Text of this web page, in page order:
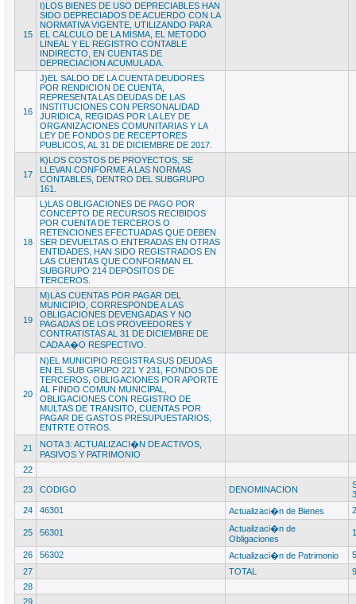
15
I)LOS BIENES DE USO DEPRECIABLES HAN
SIDO DEPRECIADOS DE ACUERDO CON LA
NORMATIVA VIGENTE, UTILIZANDO PARA
EL CALCULO DE LA MISMA, EL METODO
LINEAL Y EL REGISTRO CONTABLE
INDIRECTO, EN CUENTAS DE
DEPRECIACION ACUMULADA.
16
J)EL SALDO DE LA CUENTA DEUDORES
POR RENDICION DE CUENTA,
REPRESENTA LAS DEUDAS DE LAS
INSTITUCIONES CON PERSONALIDAD
JURIDICA, REGIDAS POR LA LEY DE
ORGANIZACIONES COMUNITARIAS Y LA
LEY DE FONDOS DE RECEPTORES
PUBLICOS, AL 31 DE DICIEMBRE DE 2017.
17
K)LOS COSTOS DE PROYECTOS, SE
LLEVAN CONFORME A LAS NORMAS
CONTABLES, DENTRO DEL SUBGRUPO
161.
18
L)LAS OBLIGACIONES DE PAGO POR
CONCEPTO DE RECURSOS RECIBIDOS
POR CUENTA DE TERCEROS O
RETENCIONES EFECTUADAS QUE DEBEN
SER DEVUELTAS O ENTERADAS EN OTRAS
ENTIDADES, HAN SIDO REGISTRADOS EN
LAS CUENTAS QUE CONFORMAN EL
SUBGRUPO 214 DEPOSITOS DE
TERCEROS.
19
M)LAS CUENTAS POR PAGAR DEL
MUNICIPIO, CORRESPONDE A LAS
OBLIGACIONES DEVENGADAS Y NO
PAGADAS DE LOS PROVEEDORES Y
CONTRATISTAS AL 31 DE DICIEMBRE DE
CADA A�O RESPECTIVO.
20
N)EL MUNICIPIO REGISTRA SUS DEUDAS
EN EL SUB GRUPO 221 Y 231, FONDOS DE
TERCEROS, OBLIGACIONES POR APORTE
AL FINDO COMUN MUNICIPAL,
OBLIGACIONES CON REGISTRO DE
MULTAS DE TRANSITO, CUENTAS POR
PAGAR DE GASTOS PRESUPUESTARIOS,
ENTRTE OTROS.
21
NOTA 3: ACTUALIZACI�N DE ACTIVOS,
PASIVOS Y PATRIMONIO
22
23 CODIGO DENOMINACION
24
46301 Actualizaci�n de Bienes
25 56301
Actualizaci�n de
Obligaciones
26 56302 Actualizaci�n de Patrimonio
27
TOTAL
28
29